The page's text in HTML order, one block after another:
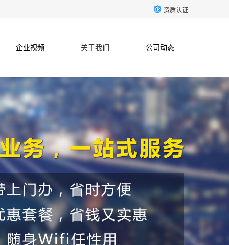
资质认证
企业视频 关于我们 公司动态
联系方式